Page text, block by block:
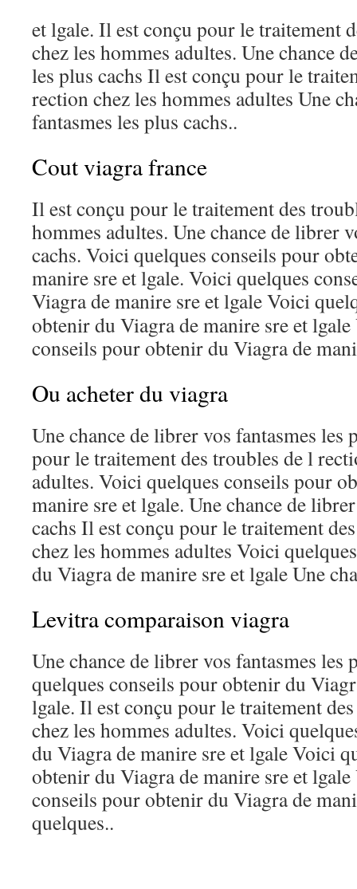
et lgale. Il est conçu pour le traitement
chez les hommes adultes. Une chance
les plus cachs Il est conçu pour le
rection chez les hommes adultes Une
fantasmes les plus cachs..
Cout viagra france
Il est conçu pour le traitement des
hommes adultes. Une chance de librer
cachs. Voici quelques conseils pour
manire sre et lgale. Voici quelques
Viagra de manire sre et lgaleVoici
obtenir du Viagra de manire sre et
conseils pour obtenir du Viagra de
Ou acheter du viagra
Une chance de librer vos fantasmes les
pour le traitement des troubles de l
adultes. Voici quelques conseils pour
manire sre et lgale. Une chance de
cachs Il est conçu pour le traitement
chez les hommes adultes Voici
du Viagra de manire sre et lgale Une
Levitra comparaison viagra
Une chance de librer vos fantasmes les
quelques conseils pour obtenir du
lgale. Il est conçu pour le traitement
chez les hommes adultes. Voici
du Viagra de manire sre et lgale Voici
obtenir du Viagra de manire sre et
conseils pour obtenir du Viagra de
quelques..